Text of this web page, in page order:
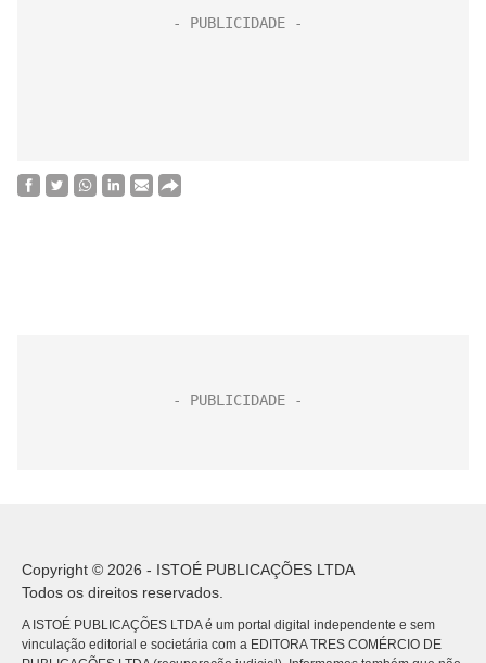
Copyright © 2026 - ISTOÉ PUBLICAÇÕES LTDA
Todos os direitos reservados.
A ISTOÉ PUBLICAÇÕES LTDA é um portal digital independente e sem
vinculação editorial e societária com a EDITORA TRES COMÉRCIO DE